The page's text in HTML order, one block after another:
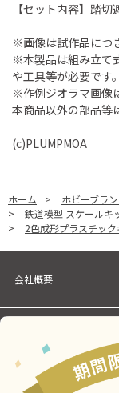
【セット内容】踏
※画像は試作品につ
※本製品は組み立て
や工具等が必要です。
※作例ジオラマ画像
本商品以外の部品等
(c)PLUMPMOA
ホーム > ホビーブラ
>
鉄道模型 スケールキ
>
2色成形プラスチッ
会社概要